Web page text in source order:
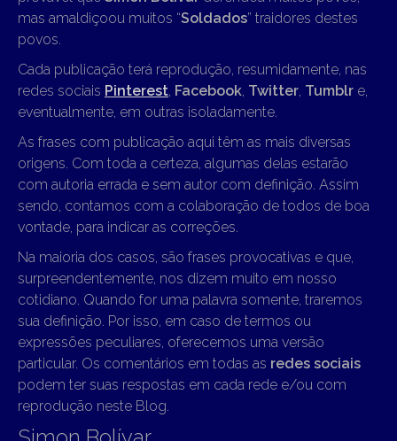
mas amaldiçoou muitos “Soldados” traidores destes
povos.
Cada publicação terá reprodução, resumidamente, nas
redes sociais Pinterest, Facebook, Twitter, Tumblr e,
eventualmente, em outras isoladamente.
As frases com publicação aqui têm as mais diversas
origens. Com toda a certeza, algumas delas estarão
com autoria errada e sem autor com definição. Assim
sendo, contamos com a colaboração de todos de boa
vontade, para indicar as correções.
Na maioria dos casos, são frases provocativas e que,
surpreendentemente, nos dizem muito em nosso
cotidiano. Quando for uma palavra somente, traremos
sua definição. Por isso, em caso de termos ou
expressões peculiares, oferecemos uma versão
particular. Os comentários em todas as redes sociais
podem ter suas respostas em cada rede e/ou com
reprodução neste Blog.